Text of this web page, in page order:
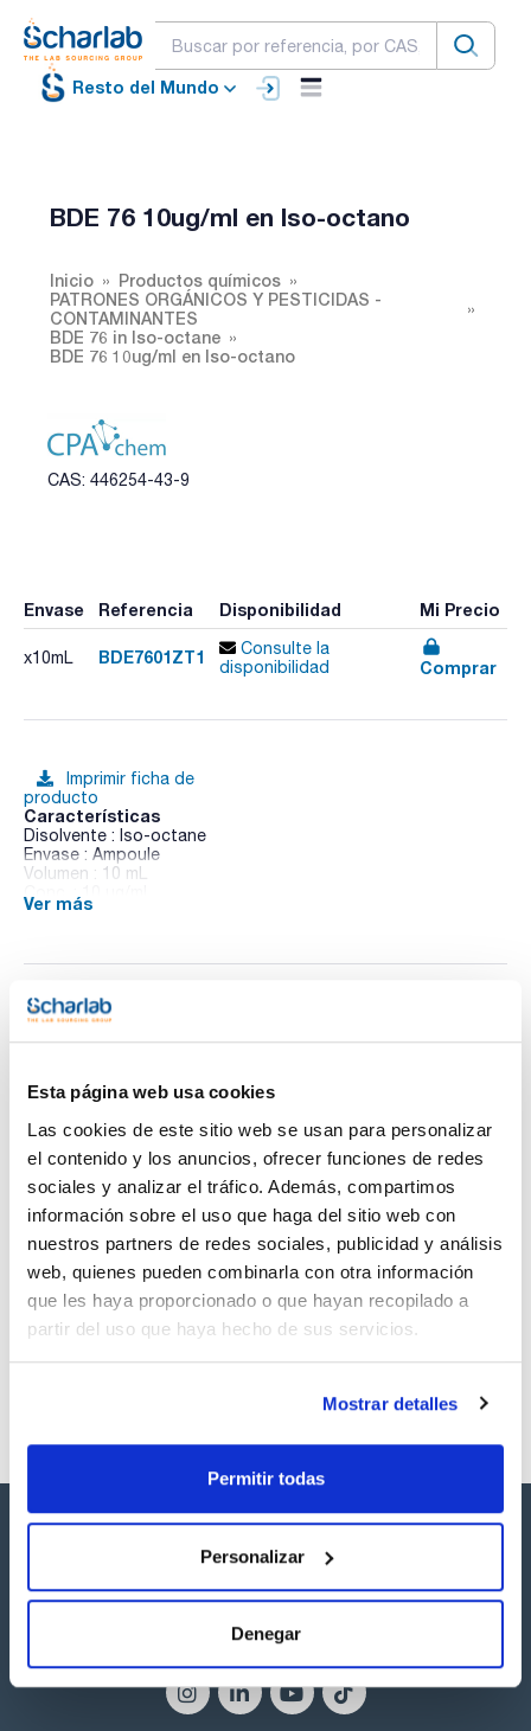
Esta página web usa cookies
Las cookies de este sitio web se usan para personalizar
el contenido y los anuncios, ofrecer funciones de redes
sociales y analizar el tráfico. Además, compartimos
información sobre el uso que haga del sitio web con
nuestros partners de redes sociales, publicidad y análisis
web, quienes pueden combinarla con otra información
que les haya proporcionado o que hayan recopilado a
partir del uso que haya hecho de sus servicios.
Mostrar detalles
Permitir todas
Personalizar
Denegar
Resto del Mundo
BDE 76 10ug/ml en Iso-octano
Inicio
Productos químicos
PATRONES ORGÁNICOS Y PESTICIDAS -
CONTAMINANTES
BDE 76 in Iso-octane
BDE 76 10ug/ml en Iso-octano
CAS: 446254-43-9
Envase Referencia Disponibilidad Mi Precio
x10mL BDE7601ZT1
Consulte la
disponibilidad
Comprar
Imprimir ficha de
producto
Características
Disolvente : Iso-octane
Envase : Ampoule
Volumen : 10 mL
CAS : [446254-43-9]
Ver más
Documentación técnica
Regístrate para
descargas
descargas
SDS/ Hoja de seguridad
Regístrate para
descargas
Los productos marcados con esta imagen son
listos para una entrega inmediata.
Síguenos: